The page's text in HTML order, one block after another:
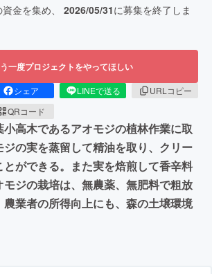
金を集め、 2026/05/31に募集を終了しま
一度プロジェクトをやってほしい
シェア LINEで送る
URLコピー
QRコード
高木であるアオモジの植林作業に取
の実を蒸留して精油を取り、クリー
ができる。また実を焙煎して香辛料
ジの栽培は、無農薬、無肥料で粗放
業者の所得向上にも、森の土壌環境